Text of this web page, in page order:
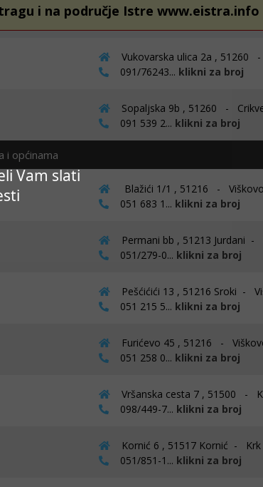
Vam slati
i na područje Istre www.eistra.info
Vukovarska ulica 2a , 51260
091/76243... klikni za broj
Sopaljska 9b , 51260 -
091 539 2... klikni za broj
i općinama
Blažići 1/1 , 51216 - Viškovo
051 683 1... klikni za broj
Permani bb , 51213 Jurdani -
051/279-0... klikni za broj
Pešćićići 13 , 51216 Sroki -
051 215 5... klikni za broj
Furićevo 45 , 51216 -
051 258 0... klikni za broj
Vršanska cesta 7 , 51500 -
098/449-7... klikni za broj
Kornić 6 , 51517 Kornić - Krk
051/851-1... klikni za broj